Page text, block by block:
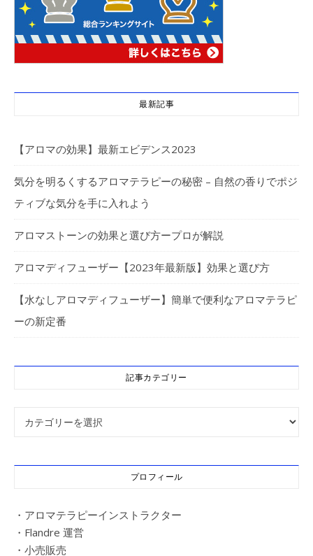
最新記事
【アロマの効果】最新エビデンス2023
気分を明るくするアロマテラピーの秘密 – 自然の香りでポジ
ティブな気分を手に入れよう
アロマストーンの効果と選び方ープロが解説
アロマディフューザー【2023年最新版】効果と選び方
【水なしアロマディフューザー】簡単で便利なアロマテラピ
ーの新定番
記事カテゴリー
記事カテゴリー
プロフィール
・アロマテラピーインストラクター
・Flandre 運営
・小売販売